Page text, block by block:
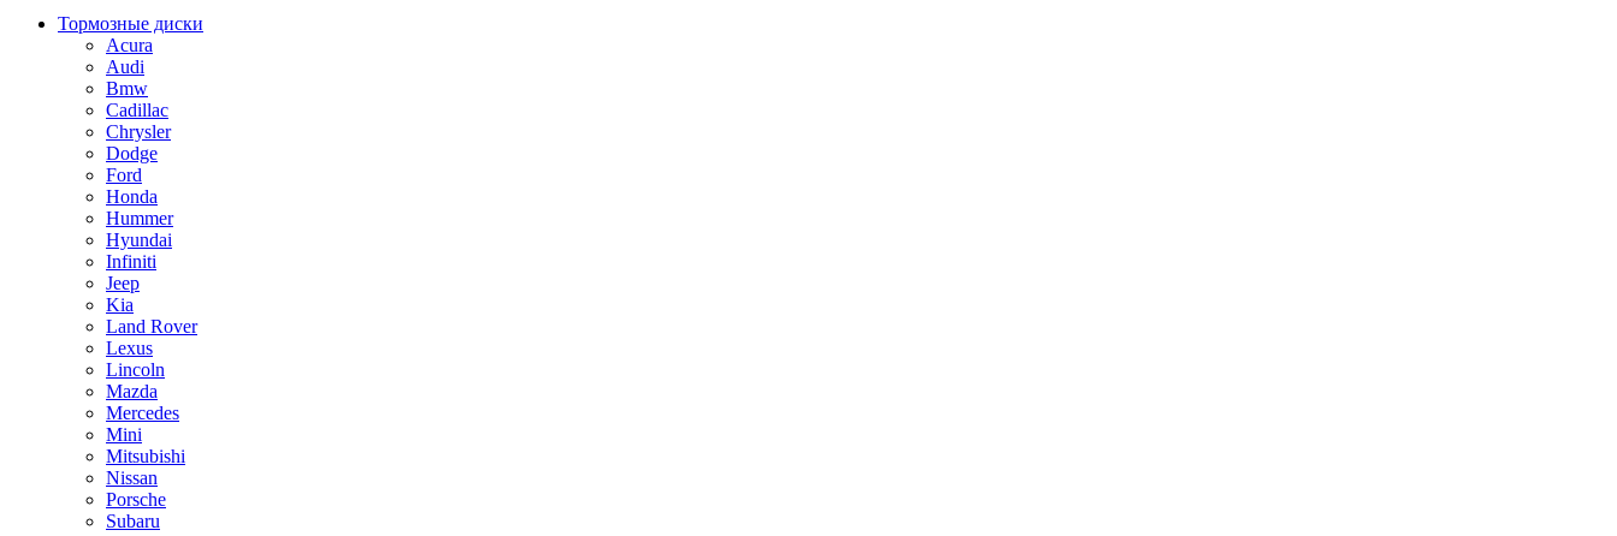
Тормозные диски
Acura
Audi
Bmw
Cadillac
Chrysler
Dodge
Ford
Honda
Hummer
Hyundai
Infiniti
Jeep
Kia
Land Rover
Lexus
Lincoln
Mazda
Mercedes
Mini
Mitsubishi
Nissan
Porsche
Subaru